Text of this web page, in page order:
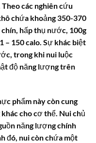
các nghiên cứu
chứa khoảng 350-370
hấp thụ nước, 100g
– 150 calo. Sự khác biệt
trong khi nui luộc
độ năng lượng trên
phẩm này còn cung
cho cơ thể. Nui chủ
năng lượng chính
đó, nui còn chứa một